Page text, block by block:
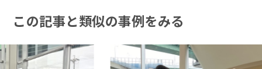
この記事と類似の事例をみる